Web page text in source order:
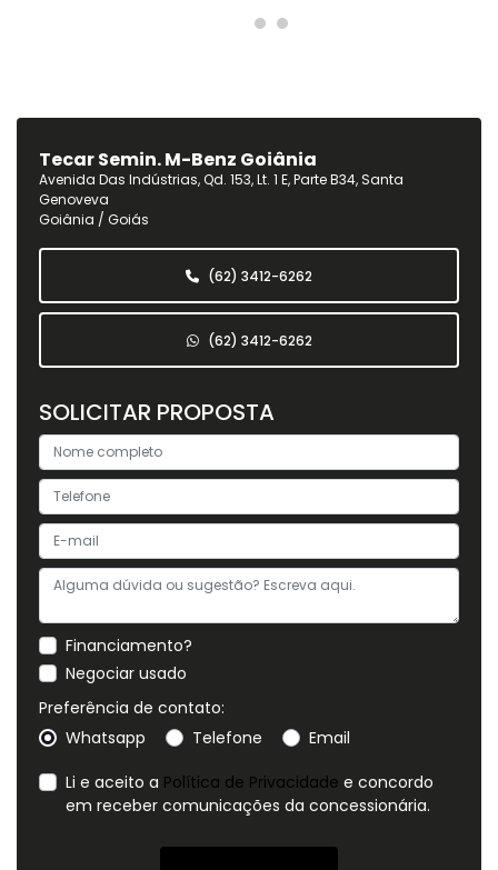
Tecar Semin. M-Benz Goiânia
Avenida Das Indústrias, Qd. 153, Lt. 1 E, Parte B34, Santa
Genoveva
Goiânia / Goiás
(62) 3412-6262
(62) 3412-6262
SOLICITAR PROPOSTA
Financiamento?
Negociar usado
Preferência de contato:
Whatsapp
Telefone
Email
Li e aceito a Política de Privacidade e concordo
em receber comunicações da concessionária.